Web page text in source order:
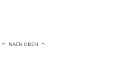
NACH OBEN